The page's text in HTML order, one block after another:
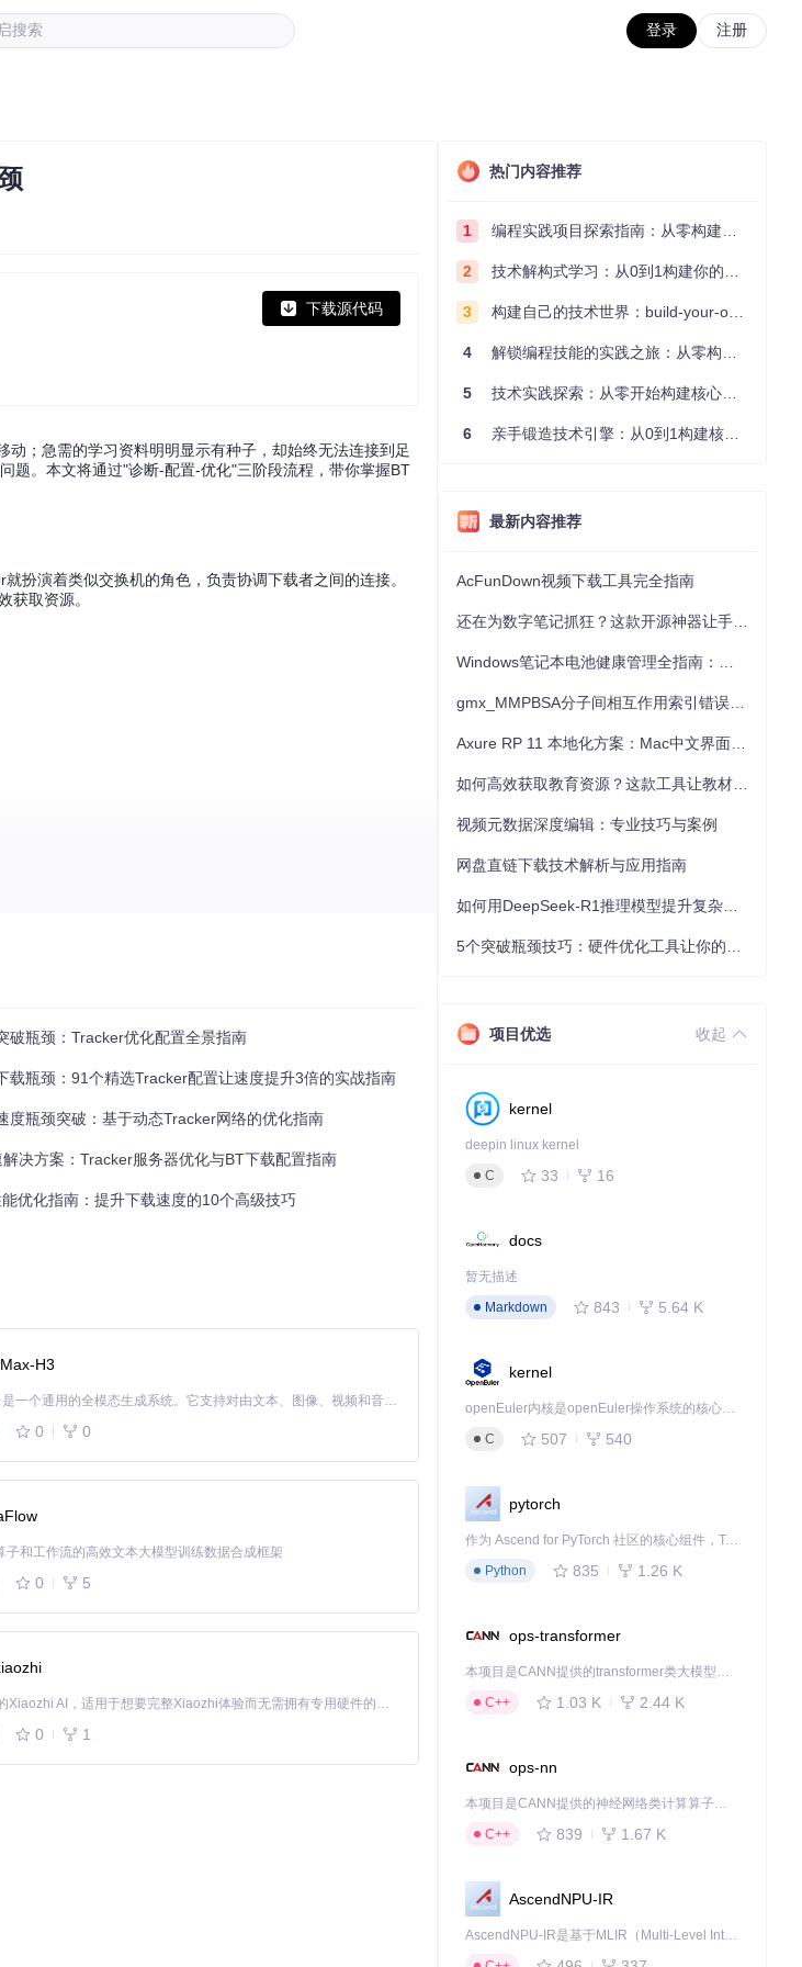
搜索 登录 注册
下载源代码
；急需的学习资料明明显示有种子，却始终无法连接到足
。本文将通过"诊断-配置-优化"三阶段流程，带你掌握BT
演着类似交换机的角色，负责协调下载者之间的连接。
获取资源。
），直接绕过域名解析环节，如同在网络中使用IP直连而
场景
在网络中使用隐私保护通道，有效防止下载行为被追踪。
破瓶颈：Tracker优化配置全景指南
载瓶颈：91个精选Tracker配置让速度提升3倍的实战指南
度瓶颈突破：基于动态Tracker网络的优化指南
解决方案：Tracker服务器优化与BT下载配置指南
优化指南：提升下载速度的10个高级技巧
H3
MiniMax H3 是一个通用的全模态生成系统。它支持对由文本、图像、视频和音频组成的多模态上下文进行统一理解，并能生成分辨率高达 2K、时长可达 15 秒的带原生立体声音频的视频。得益于面向任务泛化的系统设计，H3 在预训练阶段就已具备广泛的多模态上下文理解与生成能力，能够出色地执行复杂的多模态指令。
0 0
子和工作流的高效文本大模型训练数据合成框架
0 5
基于Python的Xiaozhi AI，适用于想要完整Xiaozhi体验而无需拥有专用硬件的用户。
0 1
热门内容推荐
1 编程实践项目探索指南：从零构建技术能力体系
2 技术解构式学习：从0到1构建你的编程知识体系
3 构建自己的技术世界：build-your-own-x项目的实践探索指南
4 解锁编程技能的实践之旅：从零构建你的技术世界
5 技术实践探索：从零开始构建核心系统的实践指南
6 亲手锻造技术引擎：从0到1构建核心系统的实践指南
最新内容推荐
AcFunDown视频下载工具完全指南
视频元数据深度编辑：专业技巧与案例
网盘直链下载技术解析与应用指南
项目优选 收起
kernel
deepin linux kernel
C
33 16
docs
暂无描述
Markdown
843 5.64 K
kernel
openEuler内核是openEuler操作系统的核心，既是系统性能与稳定性的基石，也是连接处理器、设备与服务的桥梁。
C
507 540
pytorch
作为 Ascend for PyTorch 社区的核心组件，TorchNPU 是昇腾专为 PyTorch 打造的深度学习适配插件，使 PyTorch 框架能够直接调用昇腾 NPU，为开发者提供昇腾 AI 处理器的超强算力。
Python
835 1.26 K
ops-transformer
本项目是CANN提供的transformer类大模型算子库，实现网络在NPU上加速计算。
C++
1.03 K 2.44 K
ops-nn
本项目是CANN提供的神经网络类计算算子库，实现网络在NPU上加速计算。
C++
839 1.67 K
AscendNPU-IR
AscendNPU-IR是基于MLIR（Multi-Level Intermediate Representation）构建的，面向昇腾亲和算子编译时使用的中间表示，提供昇腾完备表达能力，通过编译优化提升昇腾AI处理器计算效率，支持通过生态框架使能昇腾AI处理器与深度调优